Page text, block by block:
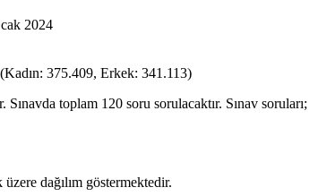
2024
375.409, Erkek: 341.113)
toplam 120 soru sorulacaktır. Sınav soruları;
dağılım göstermektedir.